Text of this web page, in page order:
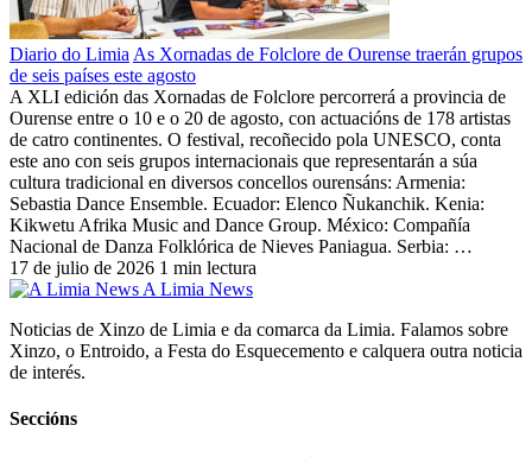
Diario do Limia As Xornadas de Folclore de Ourense traerán grupos
de seis países este agosto
A XLI edición das Xornadas de Folclore percorrerá a provincia de
Ourense entre o 10 e o 20 de agosto, con actuacións de 178 artistas
de catro continentes. O festival, recoñecido pola UNESCO, conta
este ano con seis grupos internacionais que representarán a súa
cultura tradicional en diversos concellos ourensáns: Armenia:
Sebastia Dance Ensemble. Ecuador: Elenco Ñukanchik. Kenia:
Kikwetu Afrika Music and Dance Group. México: Compañía
Nacional de Danza Folklórica de Nieves Paniagua. Serbia: …
17 de julio de 2026 1 min lectura
A Limia News
Noticias de Xinzo de Limia e da comarca da Limia. Falamos sobre
Xinzo, o Entroido, a Festa do Esquecemento e calquera outra noticia
de interés.
Seccións